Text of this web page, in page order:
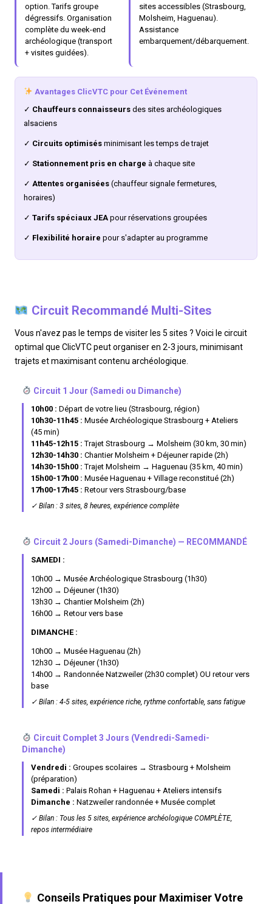
option. Tarifs groupe
dégressifs. Organisation
complète du week-end
archéologique (transport
+ visites guidées).
sites accessibles (Strasbourg,
Molsheim, Haguenau).
Assistance
embarquement/débarquement.
Avantages ClicVTC pour Cet Événement
✓ Chauffeurs connaisseurs des sites archéologiques
alsaciens
✓ Circuits optimisés minimisant les temps de trajet
✓ Stationnement pris en charge à chaque site
✓ Attentes organisées (chauffeur signale fermetures,
horaires)
✓ Tarifs spéciaux JEA pour réservations groupées
✓ Flexibilité horaire pour s'adapter au programme
Circuit Recommandé Multi-Sites
Vous n'avez pas le temps de visiter les 5 sites ? Voici le circuit
optimal que ClicVTC peut organiser en 2-3 jours, minimisant
trajets et maximisant contenu archéologique.
Circuit 1 Jour (Samedi ou Dimanche)
10h00 : Départ de votre lieu (Strasbourg, région)
10h30-11h45 : Musée Archéologique Strasbourg + Ateliers
(45 min)
11h45-12h15 : Trajet Strasbourg → Molsheim (30 km, 30 min)
12h30-14h30 : Chantier Molsheim + Déjeuner rapide (2h)
14h30-15h00 : Trajet Molsheim → Haguenau (35 km, 40 min)
15h00-17h00 : Musée Haguenau + Village reconstitué (2h)
17h00-17h45 : Retour vers Strasbourg/base
✓ Bilan : 3 sites, 8 heures, expérience complète
Circuit 2 Jours (Samedi-Dimanche) — RECOMMANDÉ
SAMEDI :
10h00 → Musée Archéologique Strasbourg (1h30)
12h00 → Déjeuner (1h30)
13h30 → Chantier Molsheim (2h)
16h00 → Retour vers base
DIMANCHE :
10h00 → Musée Haguenau (2h)
12h30 → Déjeuner (1h30)
14h00 → Randonnée Natzweiler (2h30 complet) OU retour vers
base
✓ Bilan : 4-5 sites, expérience riche, rythme confortable, sans fatigue
Circuit Complet 3 Jours (Vendredi-Samedi-
Dimanche)
Vendredi : Groupes scolaires → Strasbourg + Molsheim
(préparation)
Samedi : Palais Rohan + Haguenau + Ateliers intensifs
Dimanche : Natzweiler randonnée + Musée complet
✓ Bilan : Tous les 5 sites, expérience archéologique COMPLÈTE,
repos intermédiaire
Conseils Pratiques pour Maximiser Votre